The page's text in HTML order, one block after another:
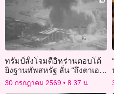
ทรัมป์สั่งโจมตีอิหร่านตอบโต้
ยิงฐานทัพสหรัฐ ลั่น “ถึงตาเอา
คืน”
30 กรกฎาคม 2569 8:37 น.